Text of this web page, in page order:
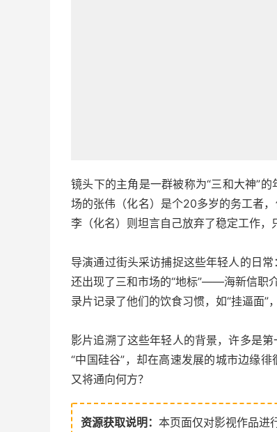
镜头下的主角是一群被称为“三和大神”
场的张伟（化名）是个20多岁的务工者
李（化名）则坦言自己放弃了稳定工作，
导演通过街头采访捕捉这些年轻人的日
还出现了三和市场的“地标”——海新信职
录片记录了他们的饮食习惯，如“挂逼面”
影片追溯了这些年轻人的背景，许多是
“中国硅谷”，却在高速发展的城市边缘
又将通向何方？
资源获取说明： 本页面仅对影视作品进